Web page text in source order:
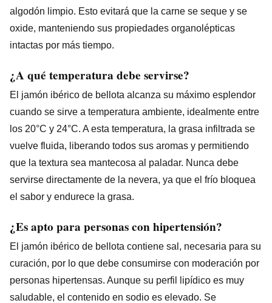
algodón limpio. Esto evitará que la carne se seque y se
oxide, manteniendo sus propiedades organolépticas
intactas por más tiempo.
¿A qué temperatura debe servirse?
El jamón ibérico de bellota alcanza su máximo esplendor
cuando se sirve a temperatura ambiente, idealmente entre
los 20°C y 24°C. A esta temperatura, la grasa infiltrada se
vuelve fluida, liberando todos sus aromas y permitiendo
que la textura sea mantecosa al paladar. Nunca debe
servirse directamente de la nevera, ya que el frío bloquea
el sabor y endurece la grasa.
¿Es apto para personas con hipertensión?
El jamón ibérico de bellota contiene sal, necesaria para su
curación, por lo que debe consumirse con moderación por
personas hipertensas. Aunque su perfil lipídico es muy
saludable, el contenido en sodio es elevado. Se